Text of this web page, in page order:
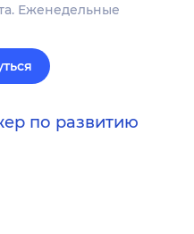
Еженедельные
по развитию